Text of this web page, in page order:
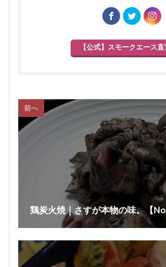
【公式】スモークエース
前へ
鶏炭火焼｜さすが本物の味。【